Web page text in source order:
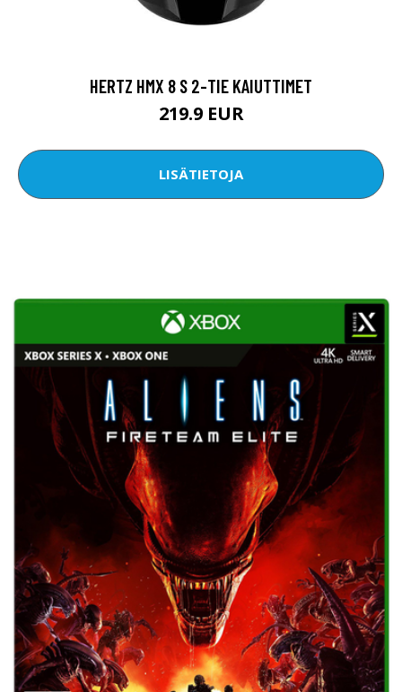
HERTZ HMX 8 S 2-TIE KAIUTTIMET
219.9 EUR
LISÄTIETOJA